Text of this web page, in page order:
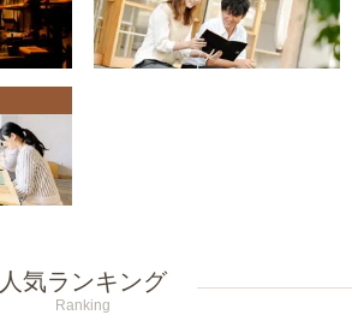
人気ランキング
Ranking